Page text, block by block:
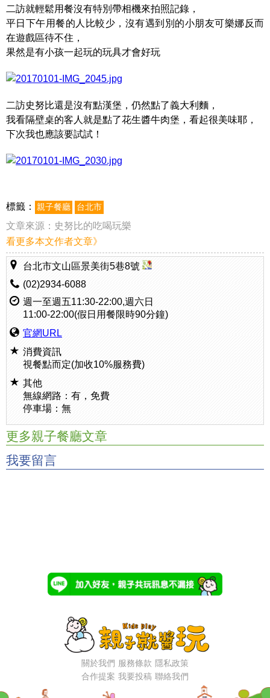
二訪就輕鬆用餐沒有特別帶相機來拍照記錄，
平日下午用餐的人比較少，沒有遇到別的小朋友可樂娜反而
在遊戲區待不住，
果然是有小孩一起玩的玩具才會好玩
二訪史努比還是沒有點漢堡，仍然點了義大利麵，
我看隔壁桌的客人就是點了花生醬牛肉堡，看起很美味耶，
下次我也應該要試試！
標籤： 親子餐廳 台北市
文章來源： 史努比的吃喝玩樂
看更多本文作者文章》
台北市文山區景美街5巷8號
(02)2934-6088
週一至週五11:30-22:00,週六日
11:00-22:00(假日用餐限時90分鐘)
官網URL
消費資訊
視餐點而定(加收10%服務費)
其他
無線網路：有，免費
停車場：無
更多親子餐廳文章
我要留言
關於我們 服務條款 隱私政策
合作提案 我要投稿 聯絡我們